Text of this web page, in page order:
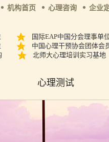
机构首页 心理咨询 企业
国际EAP中国分会理事单
中国心理干预协会团体会
北师大心理培训实习基地
心理测试